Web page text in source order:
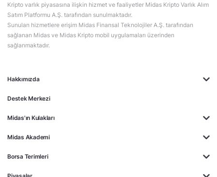
Hakkımızda
Destek Merkezi
Midas'ın Kulakları
Midas Akademi
Borsa Terimleri
Kripto varlık piyasasına ilişkin hizmet ve faaliyetler Midas Kripto Varlık Alım
Satım Platformu A.Ş. tarafından sunulmaktadır.
Sunulan hizmetlere erişim Midas Finansal Teknolojiler A.Ş. tarafından
sağlanan Midas ve Midas Kripto mobil uygulamaları üzerinden
sağlanmaktadır.